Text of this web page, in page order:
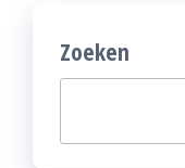
Zoeken